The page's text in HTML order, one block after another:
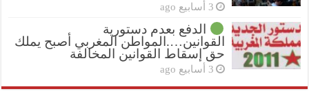
3 أسابيع ago
الدفع بعدم دستورية
القوانين….المواطن المغربي أصبح يملك
حق إسقاط القوانين المخالفة
3 أسابيع ago